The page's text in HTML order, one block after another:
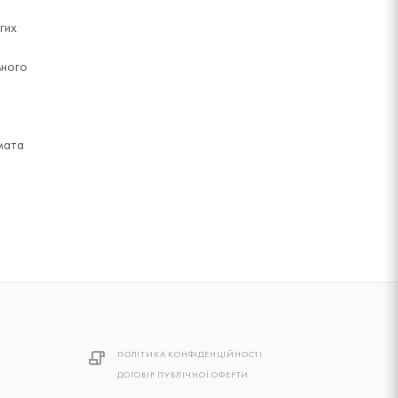
ПОЛІТИКА КОНФІДЕНЦІЙНОСТІ
ДОГОВІР ПУБЛІЧНОЇ ОФЕРТИ